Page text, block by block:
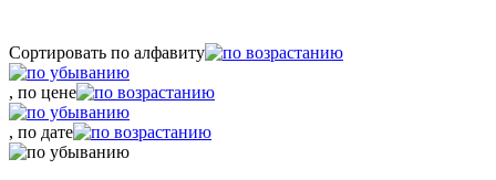
Сортировать по алфавиту
, по цене
, по дате